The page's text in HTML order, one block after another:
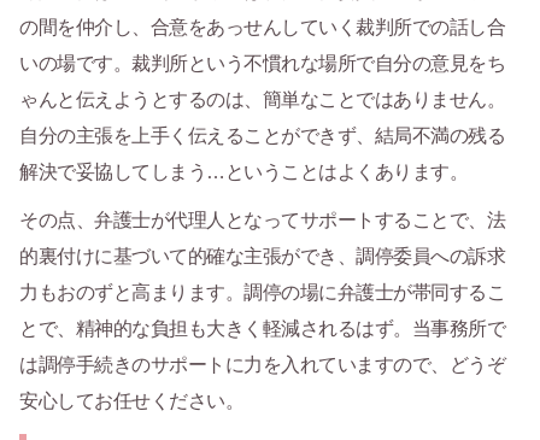
の間を仲介し、合意をあっせんしていく裁判所での話し合
いの場です。裁判所という不慣れな場所で自分の意見をち
ゃんと伝えようとするのは、簡単なことではありません。
自分の主張を上手く伝えることができず、結局不満の残る
解決で妥協してしまう…ということはよくあります。
その点、弁護士が代理人となってサポートすることで、法
的裏付けに基づいて的確な主張ができ、調停委員への訴求
力もおのずと高まります。調停の場に弁護士が帯同するこ
とで、精神的な負担も大きく軽減されるはず。当事務所で
は調停手続きのサポートに力を入れていますので、どうぞ
安心してお任せください。